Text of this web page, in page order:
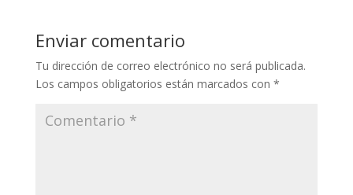
Li
n
k
o
o
k
m p
p
ti
r
Enviar comentario
Tu dirección de correo electrónico no será publicada.
Los campos obligatorios están marcados con *